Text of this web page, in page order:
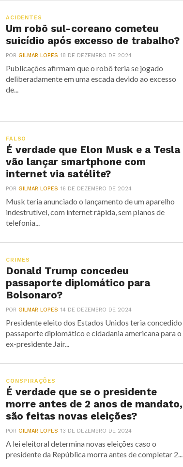
ACIDENTES
Um robô sul-coreano cometeu
suicídio após excesso de trabalho?
PORGILMAR LOPES 18 DE DEZEMBRO DE 2024
Publicações afirmam que o robô teria se jogado
deliberadamente em uma escada devido ao excesso
de...
FALSO
É verdade que Elon Musk e a Tesla
vão lançar smartphone com
internet via satélite?
PORGILMAR LOPES 16 DE DEZEMBRO DE 2024
Musk teria anunciado o lançamento de um aparelho
indestrutível, com internet rápida, sem planos de
telefonia...
CRIMES
Donald Trump concedeu
passaporte diplomático para
Bolsonaro?
PORGILMAR LOPES 14 DE DEZEMBRO DE 2024
Presidente eleito dos Estados Unidos teria concedido
passaporte diplomático e cidadania americana para o
ex-presidente Jair...
CONSPIRAÇÕES
É verdade que se o presidente
morre antes de 2 anos de mandato,
são feitas novas eleições?
PORGILMAR LOPES 13 DE DEZEMBRO DE 2024
A lei eleitoral determina novas eleições caso o
presidente da República morra antes de completar 2...